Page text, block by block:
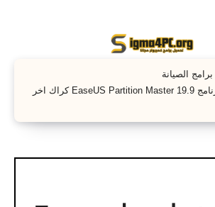
برامج الصيانة
تحميل وتفعيل برنامج EaseUS Partition Master 19.9 كراك اخر